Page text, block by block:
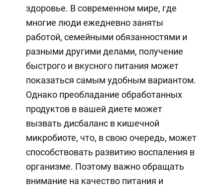
здоровье. В современном мире, где
многие люди ежедневно заняты
работой, семейными обязанностями и
разными другими делами, получение
быстрого и вкусного питания может
показаться самым удобным вариантом.
Однако преобладание обработанных
продуктов в вашей диете может
вызвать дисбаланс в кишечной
микробиоте, что, в свою очередь, может
способствовать развитию воспаления в
организме. Поэтому важно обращать
внимание на качество питания и